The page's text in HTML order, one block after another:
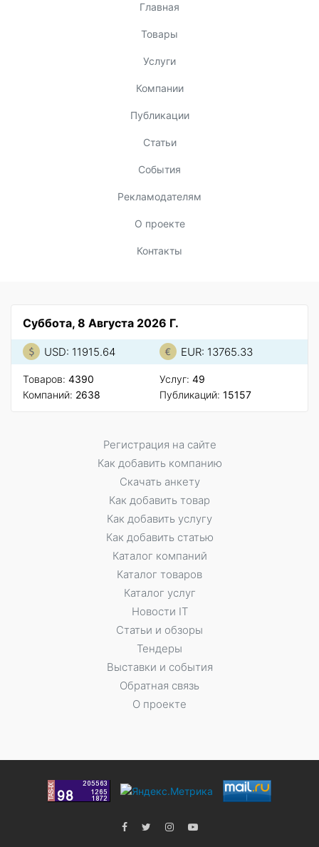
Главная
Товары
Услуги
Компании
Публикации
Статьи
События
Рекламодателям
О проекте
Контакты
Суббота, 8 Августа 2026 Г.
USD: 11915.64 EUR: 13765.33
Товаров: 4390
Компаний: 2638
Услуг: 49
Публикаций: 15157
Регистрация на сайте
Как добавить компанию
Скачать анкету
Как добавить товар
Как добавить услугу
Как добавить статью
Каталог компаний
Каталог товаров
Каталог услуг
Новости IT
Статьи и обзоры
Тендеры
Выставки и события
Обратная связь
О проекте